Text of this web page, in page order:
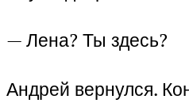
— Лена? Ты здесь?
Андрей вернулся.